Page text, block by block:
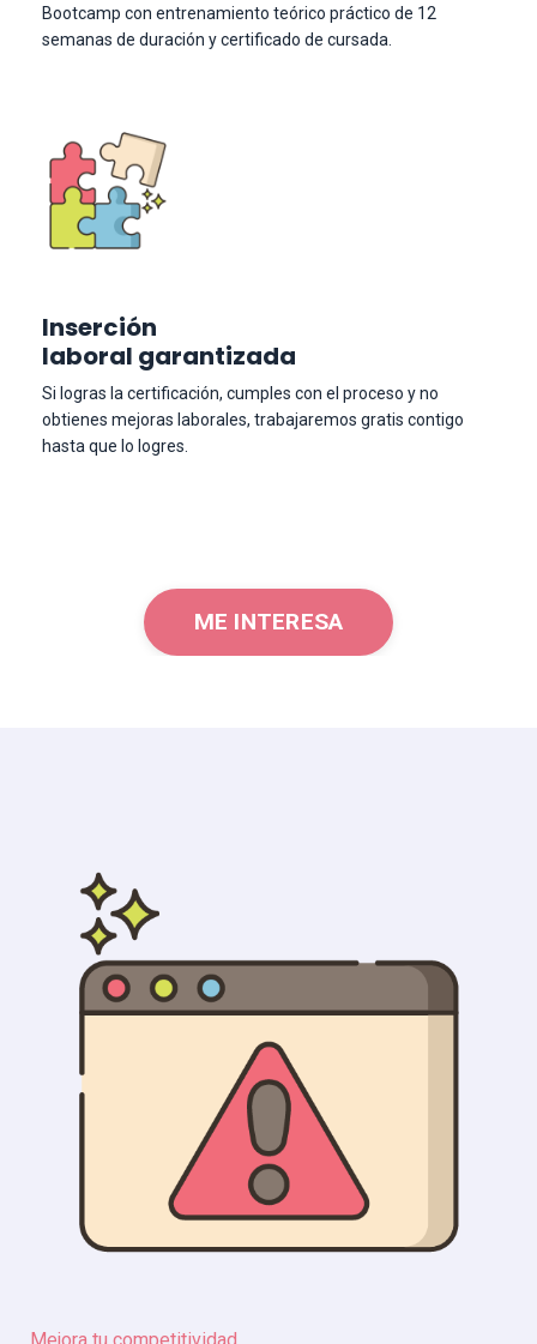
Bootcamp con entrenamiento teórico práctico de 12
semanas de duración y certificado de cursada.
Inserción
laboral garantizada
Si logras la certificación, cumples con el proceso y no
obtienes mejoras laborales, trabajaremos gratis contigo
hasta que lo logres.
ME INTERESA